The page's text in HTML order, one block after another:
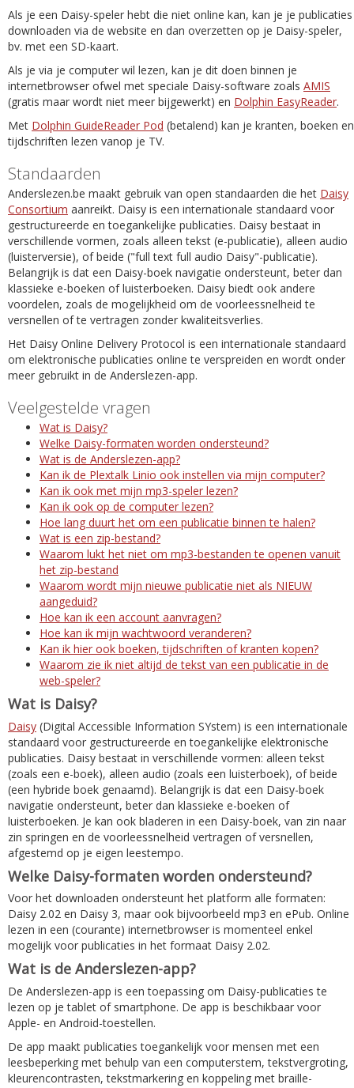
Als je een Daisy-speler hebt die niet online kan, kan je je publicaties
downloaden via de website en dan overzetten op je Daisy-speler,
bv. met een SD-kaart.
Als je via je computer wil lezen, kan je dit doen binnen je
internetbrowser ofwel met speciale Daisy-software zoals AMIS
(gratis maar wordt niet meer bijgewerkt) en Dolphin EasyReader.
Met Dolphin GuideReader Pod (betalend) kan je kranten, boeken en
tijdschriften lezen vanop je TV.
Standaarden
Anderslezen.be maakt gebruik van open standaarden die het Daisy
Consortium aanreikt. Daisy is een internationale standaard voor
gestructureerde en toegankelijke publicaties. Daisy bestaat in
verschillende vormen, zoals alleen tekst (e-publicatie), alleen audio
(luisterversie), of beide ("full text full audio Daisy"-publicatie).
Belangrijk is dat een Daisy-boek navigatie ondersteunt, beter dan
klassieke e-boeken of luisterboeken. Daisy biedt ook andere
voordelen, zoals de mogelijkheid om de voorleessnelheid te
versnellen of te vertragen zonder kwaliteitsverlies.
Het Daisy Online Delivery Protocol is een internationale standaard
om elektronische publicaties online te verspreiden en wordt onder
meer gebruikt in de Anderslezen-app.
Veelgestelde vragen
Wat is Daisy?
Welke Daisy-formaten worden ondersteund?
Wat is de Anderslezen-app?
Kan ik de Plextalk Linio ook instellen via mijn computer?
Kan ik ook met mijn mp3-speler lezen?
Kan ik ook op de computer lezen?
Hoe lang duurt het om een publicatie binnen te halen?
Wat is een zip-bestand?
Waarom lukt het niet om mp3-bestanden te openen vanuit
het zip-bestand
Waarom wordt mijn nieuwe publicatie niet als NIEUW
aangeduid?
Hoe kan ik een account aanvragen?
Hoe kan ik mijn wachtwoord veranderen?
Kan ik hier ook boeken, tijdschriften of kranten kopen?
Waarom zie ik niet altijd de tekst van een publicatie in de
web-speler?
Wat is Daisy?
Daisy (Digital Accessible Information SYstem) is een internationale
standaard voor gestructureerde en toegankelijke elektronische
publicaties. Daisy bestaat in verschillende vormen: alleen tekst
(zoals een e-boek), alleen audio (zoals een luisterboek), of beide
(een hybride boek genaamd). Belangrijk is dat een Daisy-boek
navigatie ondersteunt, beter dan klassieke e-boeken of
luisterboeken. Je kan ook bladeren in een Daisy-boek, van zin naar
zin springen en de voorleessnelheid vertragen of versnellen,
afgestemd op je eigen leestempo.
Welke Daisy-formaten worden ondersteund?
Voor het downloaden ondersteunt het platform alle formaten:
Daisy 2.02 en Daisy 3, maar ook bijvoorbeeld mp3 en ePub. Online
lezen in een (courante) internetbrowser is momenteel enkel
mogelijk voor publicaties in het formaat Daisy 2.02.
Wat is de Anderslezen-app?
De Anderslezen-app is een toepassing om Daisy-publicaties te
lezen op je tablet of smartphone. De app is beschikbaar voor
Apple- en Android-toestellen.
De app maakt publicaties toegankelijk voor mensen met een
leesbeperking met behulp van een computerstem, tekstvergroting,
kleurencontrasten, tekstmarkering en koppeling met braille-